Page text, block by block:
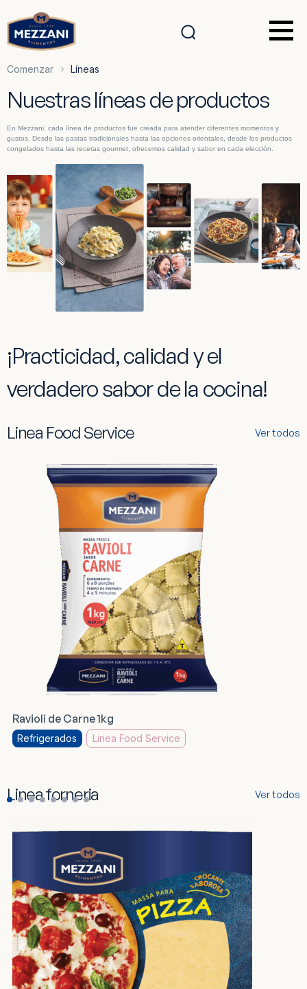
Comenzar Líneas
Nuestras líneas de productos
En Mezzani, cada línea de productos fue creada para atender diferentes momentos y
gustos. Desde las pastas tradicionales hasta las opciones orientales, desde los productos
congelados hasta las recetas gourmet, ofrecemos calidad y sabor en cada elección.
¡Practicidad, calidad y el
verdadero sabor de la cocina!
Linea Food Service Ver todos
Ravioli de Carne 1kg
Refrigerados Linea Food Service
Linea forneria Ver todos